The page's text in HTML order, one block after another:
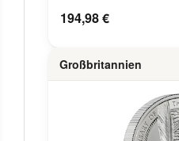
194,98 €
Großbritannien